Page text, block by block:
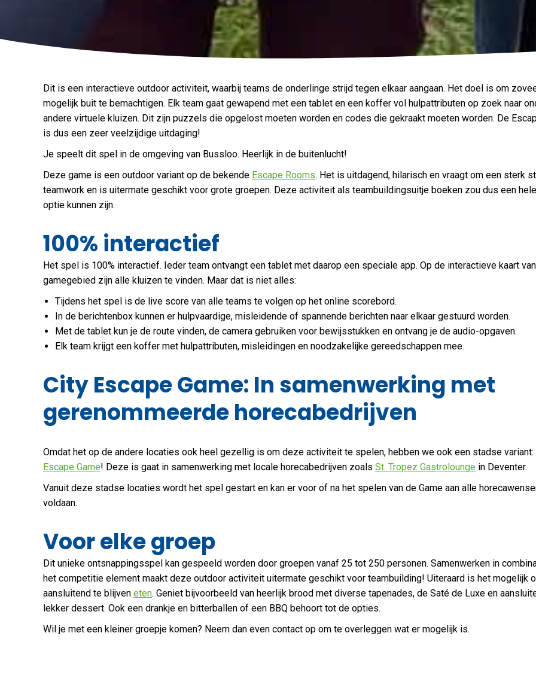
Dit is een interactieve outdoor activiteit, waarbij teams de onderlinge strijd tegen elkaar aangaan. Het doel is om
mogelijk buit te bemachtigen. Elk team gaat gewapend met een tablet en een koffer vol hulpattributen op zoek naar
andere virtuele kluizen. Dit zijn puzzels die opgelost moeten worden en codes die gekraakt moeten worden. De
is dus een zeer veelzijdige uitdaging!
Je speelt dit spel in de omgeving van Bussloo. Heerlijk in de buitenlucht!
Deze game is een outdoor variant op de bekende Escape Rooms. Het is uitdagend, hilarisch en vraagt om een sterk
teamwork en is uitermate geschikt voor grote groepen. Deze activiteit als teambuildingsuitje boeken zou dus een
optie kunnen zijn.
100% interactief
Het spel is 100% interactief. Ieder team ontvangt een tablet met daarop een speciale app. Op de interactieve kaart
gamegebied zijn alle kluizen te vinden. Maar dat is niet alles:
Tijdens het spel is de live score van alle teams te volgen op het online scorebord.
In de berichtenbox kunnen er hulpvaardige, misleidende of spannende berichten naar elkaar gestuurd worden.
Met de tablet kun je de route vinden, de camera gebruiken voor bewijsstukken en ontvang je de audio-opgaven.
Elk team krijgt een koffer met hulpattributen, misleidingen en noodzakelijke gereedschappen mee.
City Escape Game: In samenwerking met
gerenommeerde horecabedrijven
Omdat het op de andere locaties ook heel gezellig is om deze activiteit te spelen, hebben we ook een stadse
Escape Game! Deze is gaat in samenwerking met locale horecabedrijven zoals St. Tropez Gastrolounge in Deventer.
Vanuit deze stadse locaties wordt het spel gestart en kan er voor of na het spelen van de Game aan alle
voldaan.
Voor elke groep
Dit unieke ontsnappingsspel kan gespeeld worden door groepen vanaf 25 tot 250 personen. Samenwerken in
het competitie element maakt deze outdoor activiteit uitermate geschikt voor teambuilding! Uiteraard is het mogelijk
aansluitend te blijven eten. Geniet bijvoorbeeld van heerlijk brood met diverse tapenades, de Saté de Luxe en
lekker dessert. Ook een drankje en bitterballen of een BBQ behoort tot de opties.
Wil je met een kleiner groepje komen? Neem dan even contact op om te overleggen wat er mogelijk is.